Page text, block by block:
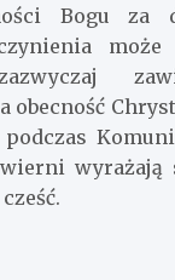
Bogu za
może
obecność
wyrażają